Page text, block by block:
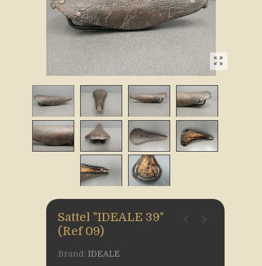
Sattel "IDEALE 39"
(Ref 09)
Brand: IDEALE